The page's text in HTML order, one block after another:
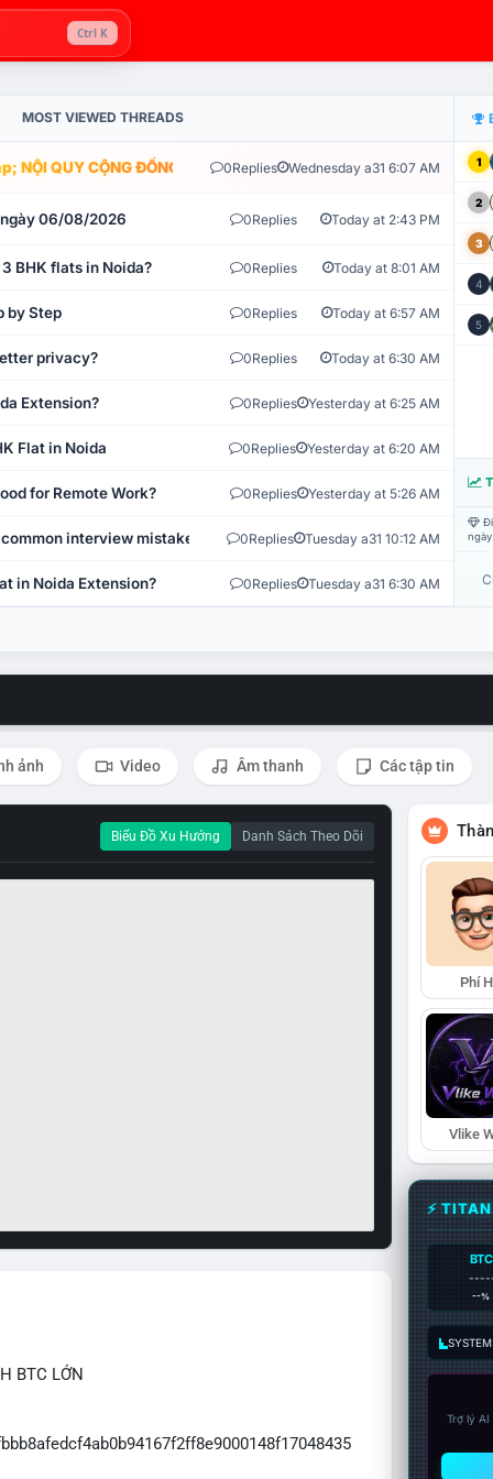
Ctrl K
MOST VIEWED THREADS
NỘI QUY CỘNG ĐỒNG VLIKE.VN: HỆ THỐNG GIÁM SÁT TỰ
0Replies Wednesday a31 6:07 AM
ngày 06/08/2026 0Replies Today at 2:43 PM
BHK flats in Noida? 0Replies Today at 8:01 AM
by Step 0Replies Today at 6:57 AM
privacy? 0Replies Today at 6:30 AM
Extension? 0Replies Yesterday at 6:25 AM
Flat in Noida 0Replies Yesterday at 6:20 AM
for Remote Work? 0Replies Yesterday at 5:26 AM
interview mistakes? 0Replies Tuesday a31 10:12 AM
in Noida Extension? 0Replies Tuesday a31 6:30 AM
1
2
3
4
5
ảnh Video Âm thanh Các tập tin
Biểu Đồ Xu Hướng Danh Sách Theo Dõi
BTC LỚN
Phí
Vlike
⚡
BTC
--%
Trợ lý